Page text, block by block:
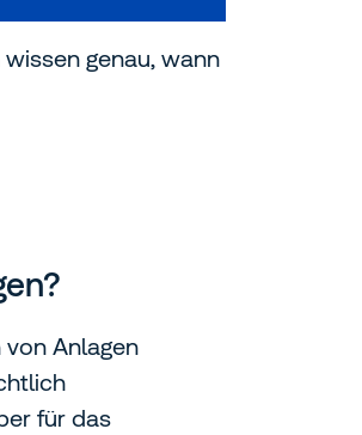
genau, wann
Anlagen
für das